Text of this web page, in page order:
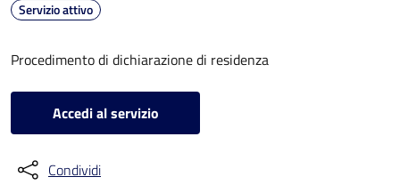
Servizio attivo
Procedimento di dichiarazione di residenza
Accedi al servizio
Condividi